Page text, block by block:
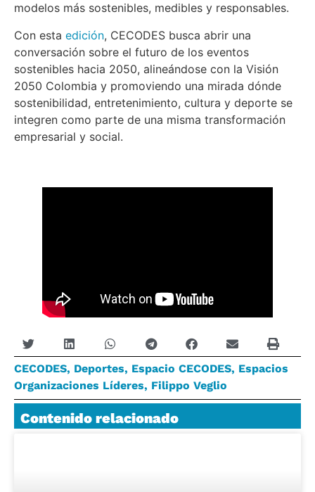
modelos más sostenibles, medibles y responsables.
Con esta edición, CECODES busca abrir una
conversación sobre el futuro de los eventos
sostenibles hacia 2050, alineándose con la Visión
2050 Colombia y promoviendo una mirada dónde
sostenibilidad, entretenimiento, cultura y deporte se
integren como parte de una misma transformación
empresarial y social.
CECODES, Deportes, Espacio CECODES, Espacios
Organizaciones Líderes, Filippo Veglio
Contenido relacionado